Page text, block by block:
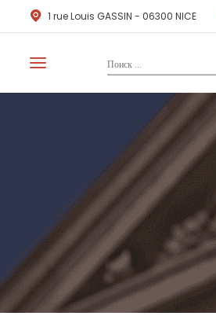
1 rue Louis GASSIN - 06300 NICE